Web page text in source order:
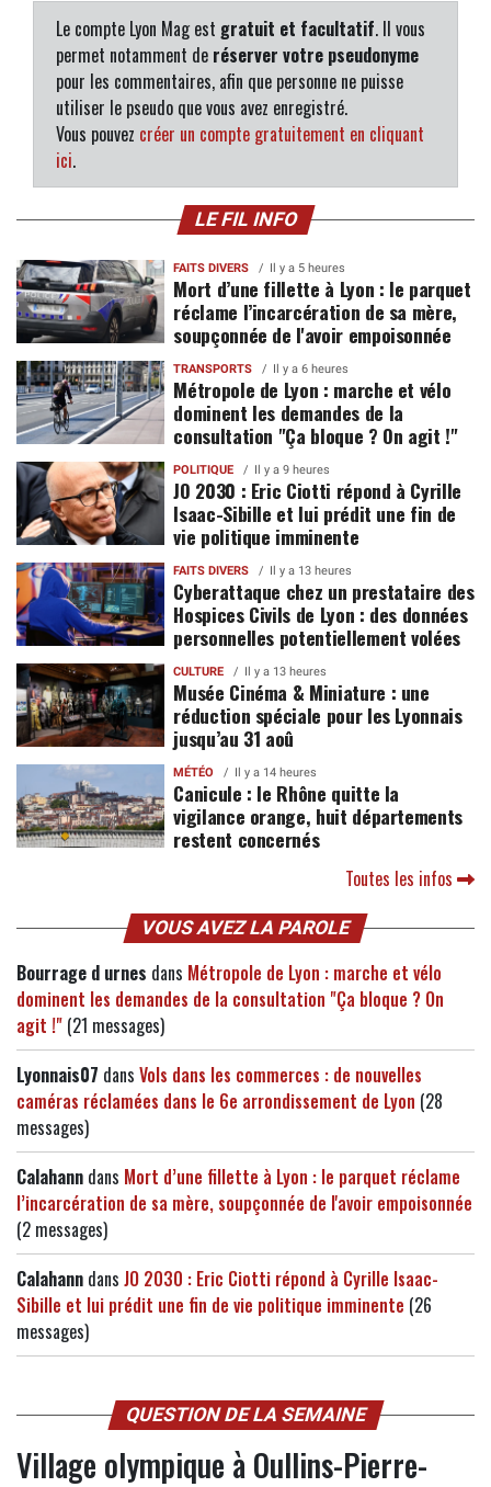
Le compte Lyon Mag est gratuit et facultatif. Il vous
permet notamment de réserver votre pseudonyme
pour les commentaires, afin que personne ne puisse
utiliser le pseudo que vous avez enregistré.
Vous pouvez créer un compte gratuitement en cliquant
ici.
LE FIL INFO
FAITS DIVERS Il y a 5 heures
Mort d’une fillette à Lyon : le parquet
réclame l’incarcération de sa mère,
soupçonnée de l'avoir empoisonnée
TRANSPORTS Il y a 6 heures
Métropole de Lyon : marche et vélo
dominent les demandes de la
consultation "Ça bloque ? On agit !"
POLITIQUE Il y a 9 heures
JO 2030 : Eric Ciotti répond à Cyrille
Isaac-Sibille et lui prédit une fin de
vie politique imminente
FAITS DIVERS Il y a 13 heures
Cyberattaque chez un prestataire des
Hospices Civils de Lyon : des données
personnelles potentiellement volées
CULTURE Il y a 13 heures
Musée Cinéma & Miniature : une
réduction spéciale pour les Lyonnais
jusqu’au 31 aoû
MÉTÉO Il y a 14 heures
Canicule : le Rhône quitte la
vigilance orange, huit départements
restent concernés
Toutes les infos
VOUS AVEZ LA PAROLE
Bourrage d urnes dans Métropole de Lyon : marche et vélo
dominent les demandes de la consultation "Ça bloque ? On
agit !" (21 messages)
Lyonnais07 dans Vols dans les commerces : de nouvelles
caméras réclamées dans le 6e arrondissement de Lyon (28
messages)
Calahann dans Mort d’une fillette à Lyon : le parquet réclame
l’incarcération de sa mère, soupçonnée de l'avoir empoisonnée
(2 messages)
Calahann dans JO 2030 : Eric Ciotti répond à Cyrille Isaac-
Sibille et lui prédit une fin de vie politique imminente (26
messages)
QUESTION DE LA SEMAINE
Village olympique à Oullins-Pierre-